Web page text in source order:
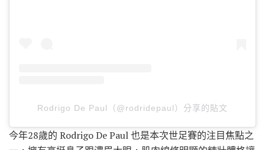
Rodrigo De Paul（@rodridepaul）分享的貼文
今年28歲的 Rodrigo De Paul 也是本次世足賽的注目焦點之